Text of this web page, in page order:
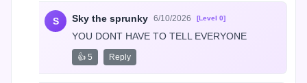
S Sky the sprunky 6/10/2026 [Level 0]
YOU DONT HAVE TO TELL EVERYONE
👍 5 Reply